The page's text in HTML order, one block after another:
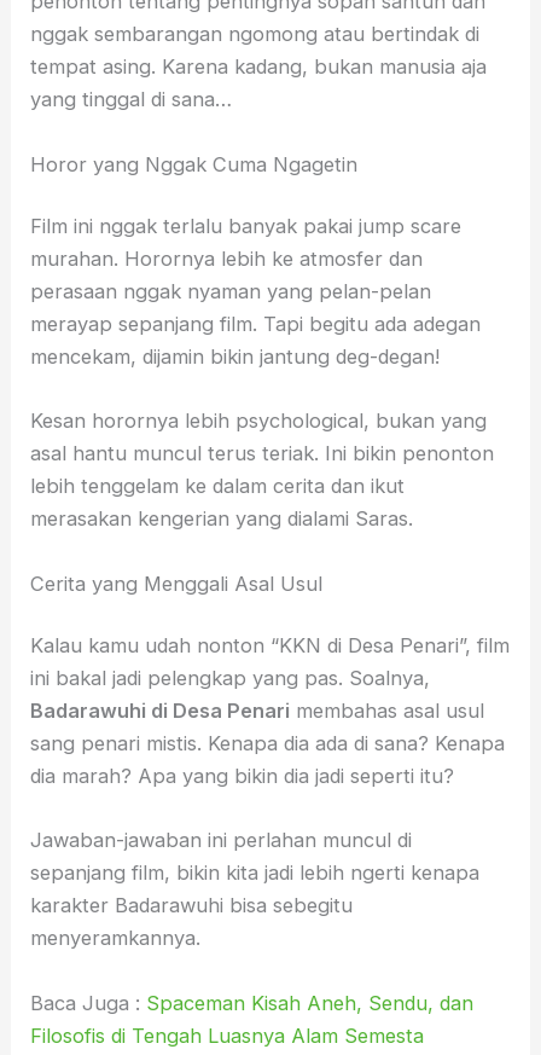
nggak sembarangan ngomong atau bertindak di
tempat asing. Karena kadang, bukan manusia aja
yang tinggal di sana…
Horor yang Nggak Cuma Ngagetin
Film ini nggak terlalu banyak pakai jump scare
murahan. Horornya lebih ke atmosfer dan
perasaan nggak nyaman yang pelan-pelan
merayap sepanjang film. Tapi begitu ada adegan
mencekam, dijamin bikin jantung deg-degan!
Kesan horornya lebih psychological, bukan yang
asal hantu muncul terus teriak. Ini bikin penonton
lebih tenggelam ke dalam cerita dan ikut
merasakan kengerian yang dialami Saras.
Cerita yang Menggali Asal Usul
Kalau kamu udah nonton “KKN di Desa Penari”, film
ini bakal jadi pelengkap yang pas. Soalnya,
Badarawuhi di Desa Penari membahas asal usul
sang penari mistis. Kenapa dia ada di sana? Kenapa
dia marah? Apa yang bikin dia jadi seperti itu?
Jawaban-jawaban ini perlahan muncul di
sepanjang film, bikin kita jadi lebih ngerti kenapa
karakter Badarawuhi bisa sebegitu
menyeramkannya.
Baca Juga : Spaceman Kisah Aneh, Sendu, dan
Filosofis di Tengah Luasnya Alam Semesta